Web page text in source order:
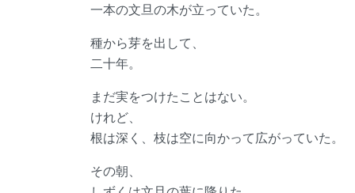
一本の文旦の木が立っていた。
種から芽を出して、
二十年。
まだ実をつけたことはない。
けれど、
根は深く、枝は空に向かって広がっていた。
その朝、